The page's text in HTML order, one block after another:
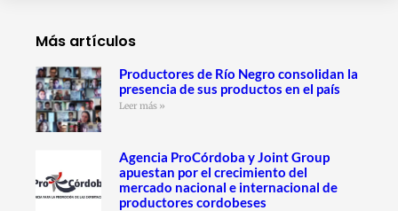
Más artículos
Productores de Río Negro consolidan la
presencia de sus productos en el país
Leer más »
Agencia ProCórdoba y Joint Group
apuestan por el crecimiento del
mercado nacional e internacional de
productores cordobeses